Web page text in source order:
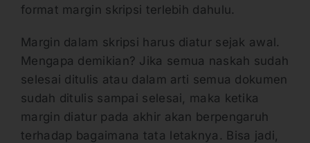
format margin skripsi terlebih dahulu.
Margin dalam skripsi harus diatur sejak awal.
Mengapa demikian? Jika semua naskah sudah
selesai ditulis atau dalam arti semua dokumen
sudah ditulis sampai selesai, maka ketika
margin diatur pada akhir akan berpengaruh
terhadap bagaimana tata letaknya. Bisa jadi,